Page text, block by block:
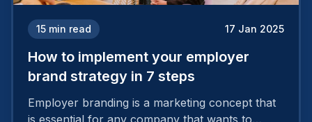
15 min read 17 Jan 2025
How to implement your employer
brand strategy in 7 steps
Employer branding is a marketing concept that
is essential for any company that wants to